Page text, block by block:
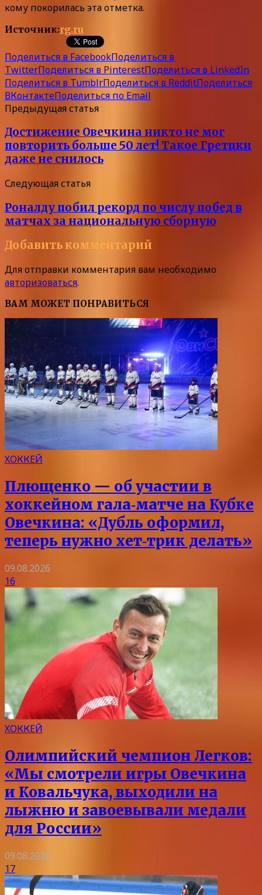
кому покорилась эта отметка.
Источник:rg.ru
Поделиться в FacebookПоделиться в
TwitterПоделиться в PinterestПоделиться в LinkedIn
Поделиться в TumblrПоделиться в RedditПоделиться
ВКонтактеПоделиться по Email
Предыдущая статья
Достижение Овечкина никто не мог
повторить больше 50 лет! Такое Гретцки
даже не снилось
Следующая статья
Роналду побил рекорд по числу побед в
матчах за национальную сборную
Добавить комментарий
Для отправки комментария вам необходимо
авторизоваться.
ВАМ МОЖЕТ ПОНРАВИТЬСЯ
ХОККЕЙ
Плющенко — об участии в
хоккейном гала‑матче на Кубке
Овечкина: «Дубль оформил,
теперь нужно хет‑трик делать»
09.08.2026
16
ХОККЕЙ
Олимпийский чемпион Легков:
«Мы смотрели игры Овечкина
и Ковальчука, выходили на
лыжню и завоевывали медали
для России»
09.08.2026
17